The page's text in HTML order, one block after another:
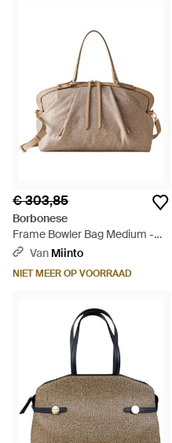
€ 303,85
Borbonese
Frame Bowler Bag Medium -
Naturel
Van Miinto
NIET MEER OP VOORRAAD